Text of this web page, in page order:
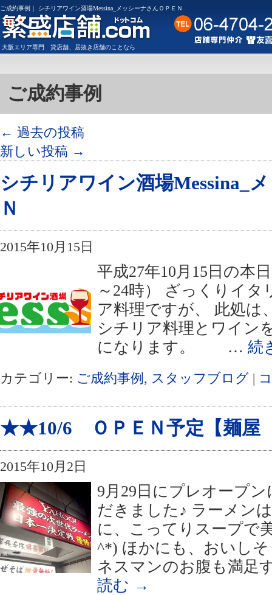
ご成約事例｜ シチリアワイン酒場Messina_メッシーナさんＯＰＥＮ
大阪エリア専門 貸店舗 居抜き店舗のことなら
ご成約事例
← 過去の投稿
新しい投稿 →
シチリアワイン酒場Messina_
Ｎ
2015年10月15日
平成27年10月15日の本
～24時） ざっくりイ
ア料理ですが、 此処は
シチリア料理とワイン
になります。 … 続
カテゴリー: ご成約事例 , スタッフブログ |
★★10/6 ＯＰＥＮ予定【麺
2015年10月2日
9月29日にプレオープ
だきました♪ ラーメン
に、こってりスープで
^*) ほかにも、おいし
ネスマンのお腹も満
読む →